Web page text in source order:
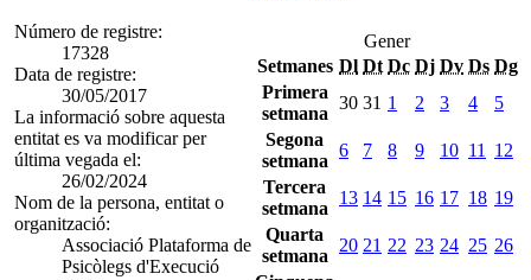
Número de registre:
17328
Data de registre:
30/05/2017
La informació sobre aquesta
entitat es va modificar per
última vegada el:
26/02/2024
Nom de la persona, entitat o
organització:
Associació Plataforma de
Psicòlegs d'Execució
Gener
Setmanes Dl Dt Dc Dj Dv Ds Dg
Primera
setmana
30 31 1 2 3 4
5
Segona
setmana
6 7 8 9 10 11
12
Tercera
setmana
13 14 15 16 17 18 19
Quarta
setmana
20 21 22 23 24 25 26